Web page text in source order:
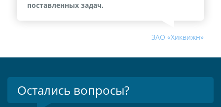
поставленных задач.
ЗАО «Хиквижн»
Остались вопросы?